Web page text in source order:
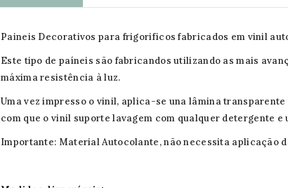
Paineis Decorativos para frigorificos fabricados em vinil
Este tipo de paíneis são fabricandos utilizando as mais
máxima resistência à luz.
Uma vez impresso o vinil, aplica-se una lâmina
com que o vinil suporte lavagem com qualquer detergente
Importante: Material Autocolante, não necessita aplicação